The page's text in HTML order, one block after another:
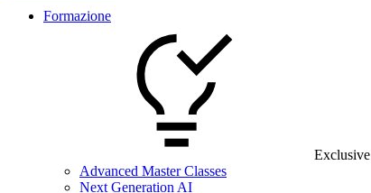
Formazione
Exclusive
Advanced Master Classes
Next Generation AI